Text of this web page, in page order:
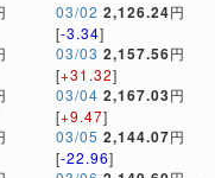
03/02 2,126.24円
[-3.34]
03/03 2,157.56円
[+31.32]
03/04 2,167.03円
[+9.47]
03/05 2,144.07円
[-22.96]